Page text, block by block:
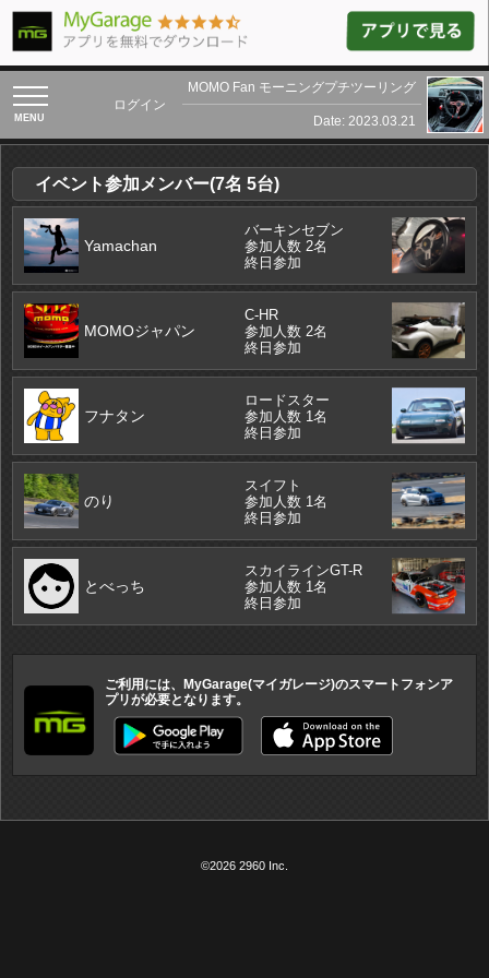
toggle
navigation
ログイン
MOMO Fan モーニングプチツーリング
Date: 2023.03.21
イベント参加メンバー(7名 5台)
Yamachan
バーキンセブン
参加人数 2名
終日参加
MOMOジャパン
C-HR
参加人数 2名
終日参加
フナタン
ロードスター
参加人数 1名
終日参加
のり
スイフト
参加人数 1名
終日参加
とべっち
スカイラインGT-R
参加人数 1名
終日参加
ご利用には、MyGarage(マイガレージ)のスマートフォンア
プリが必要となります。
©2026 2960 Inc.